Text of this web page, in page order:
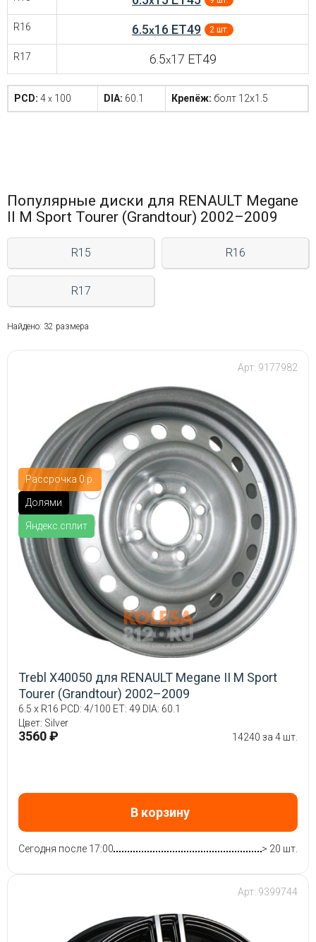
R16 6.5x16 ET49 2 шт.
R17 6.5x17 ET49
PCD: 4 x 100 DIA: 60.1 Крепёж: болт 12x1.5
Популярные диски для RENAULT Megane
II М Sport Tourer (Grandtour) 2002–2009
R15 R16
R17
Найдено: 32 размера
Рассрочка 0 р.
Долями
Яндекс.сплит
Арт: 9177982
Trebl X40050 для RENAULT Megane II М Sport
Tourer (Grandtour) 2002–2009
6.5 x R16 PCD: 4/100 ET: 49 DIA: 60.1
Цвет: Silver
3560 ₽ 14240 за 4 шт.
В корзину
Сегодня после 17:00 > 20 шт.
Арт: 9399744